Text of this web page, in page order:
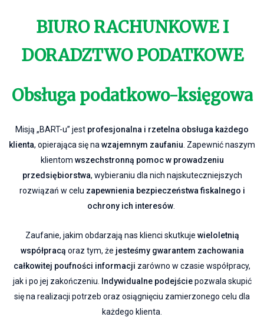
BIURO RACHUNKOWE I
DORADZTWO PODATKOWE
Obsługa podatkowo-księgowa
Misją „BART-u” jest profesjonalna i rzetelna obsługa każdego
klienta, opierająca się na wzajemnym zaufaniu . Zapewnić naszym
klientom wszechstronną pomoc w prowadzeniu
przedsiębiorstwa, wybieraniu dla nich najskuteczniejszych
rozwiązań w celu zapewnienia bezpieczeństwa fiskalnego i
ochrony ich interesów
Zaufanie, jakim obdarzają nas klienci skutkuje wieloletnią
współpracą oraz tym, że jesteśmy gwarantem zachowania
całkowitej poufności informacji zarówno w czasie współpracy,
jak i po jej zakończeniu.
Indywidualne podejściepozwala skupić
się na realizacji potrzeb oraz osiągnięciu zamierzonego celu dla
każdego klienta.